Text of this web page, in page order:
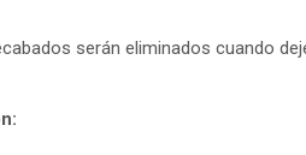
serán eliminados cuando